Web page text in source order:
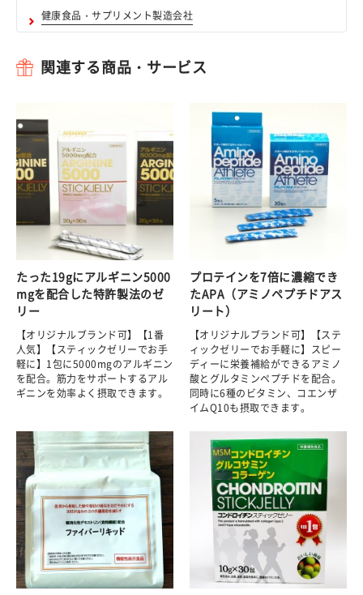
健康食品・サプリメント製造会社
関連する商品・サービス
たった19gにアルギニン5000
mgを配合した特許製法のゼ
リー
【オリジナルブランド可】【1番
人気】【スティックゼリーでお手
軽に】1包に5000mgのアルギニン
を配合。筋力をサポートするアル
ギニンを効率よく摂取できます。
プロテインを7倍に濃縮でき
たAPA（アミノペプチドアス
リート）
【オリジナルブランド可】【ステ
ィックゼリーでお手軽に】スピー
ディーに栄養補給ができるアミノ
酸とグルタミンペプチドを配合。
同時に6種のビタミン、コエンザ
イムQ10も摂取できます。